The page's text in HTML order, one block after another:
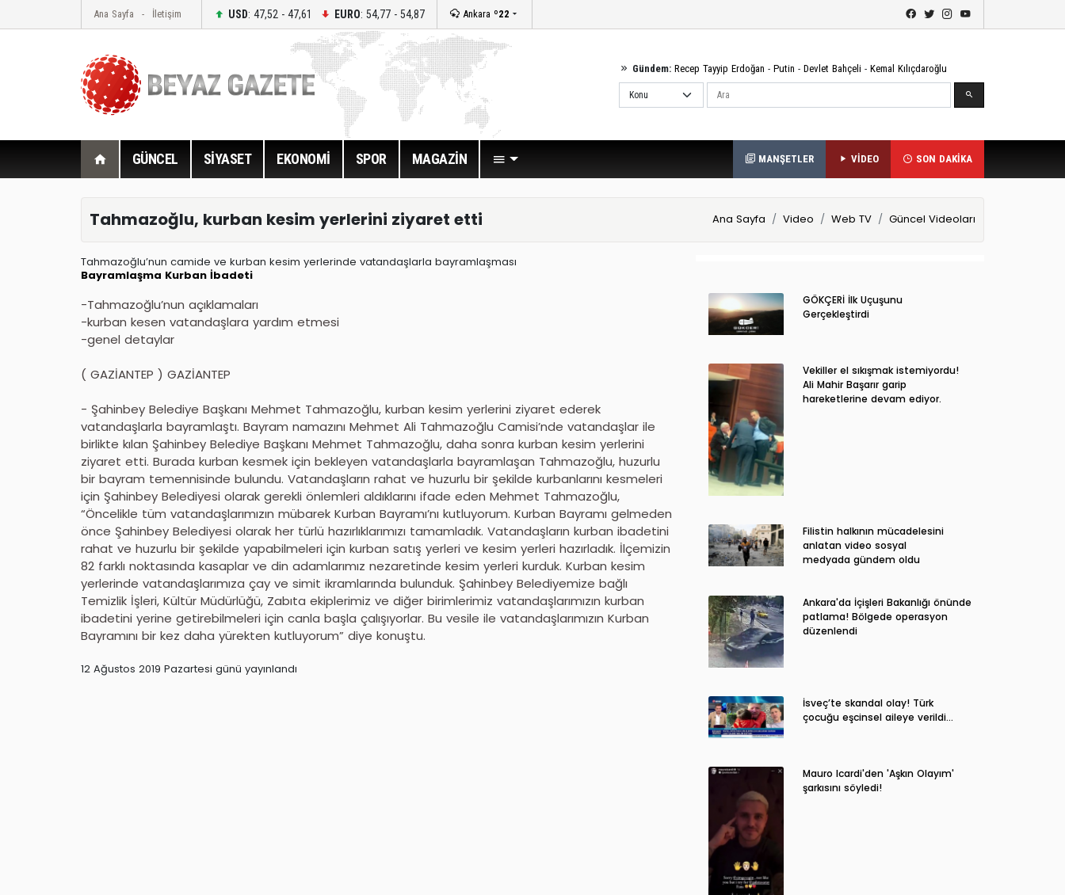
Ana Sayfa İletişim USD: 47,52 - 47,61 EURO: 54,77 - 54,87 Ankara º22
Gündem: Recep Tayyip Erdoğan - Putin - Devlet Bahçeli - Kemal Kılıçdaroğlu
Ara
GÜNCEL SİYASET EKONOMİ SPOR MAGAZİN MANŞETLER VİDEO SON DAKİKA
Tahmazoğlu, kurban kesim yerlerini ziyaret etti Ana Sayfa Video Web TV Güncel Videoları
Tahmazoğlu’nun camide ve kurban kesim yerlerinde vatandaşlarla bayramlaşması
Bayramlaşma Kurban İbadeti
-Tahmazoğlu’nun açıklamaları
-kurban kesen vatandaşlara yardım etmesi
-genel detaylar
( GAZİANTEP ) GAZİANTEP
- Şahinbey Belediye Başkanı Mehmet Tahmazoğlu, kurban kesim yerlerini ziyaret ederek
vatandaşlarla bayramlaştı. Bayram namazını Mehmet Ali Tahmazoğlu Camisi’nde vatandaşlar ile
birlikte kılan Şahinbey Belediye Başkanı Mehmet Tahmazoğlu, daha sonra kurban kesim yerlerini
ziyaret etti. Burada kurban kesmek için bekleyen vatandaşlarla bayramlaşan Tahmazoğlu, huzurlu
bir bayram temennisinde bulundu. Vatandaşların rahat ve huzurlu bir şekilde kurbanlarını kesmeleri
için Şahinbey Belediyesi olarak gerekli önlemleri aldıklarını ifade eden Mehmet Tahmazoğlu,
“Öncelikle tüm vatandaşlarımızın mübarek Kurban Bayramı’nı kutluyorum. Kurban Bayramı gelmeden
önce Şahinbey Belediyesi olarak her türlü hazırlıklarımızı tamamladık. Vatandaşların kurban ibadetini
rahat ve huzurlu bir şekilde yapabilmeleri için kurban satış yerleri ve kesim yerleri hazırladık. İlçemizin
82 farklı noktasında kasaplar ve din adamlarımız nezaretinde kesim yerleri kurduk. Kurban kesim
yerlerinde vatandaşlarımıza çay ve simit ikramlarında bulunduk. Şahinbey Belediyemize bağlı
Temizlik İşleri, Kültür Müdürlüğü, Zabıta ekiplerimiz ve diğer birimlerimiz vatandaşlarımızın kurban
ibadetini yerine getirebilmeleri için canla başla çalışıyorlar. Bu vesile ile vatandaşlarımızın Kurban
Bayramını bir kez daha yürekten kutluyorum” diye konuştu.
12 Ağustos 2019 Pazartesi günü yayınlandı
GÖKÇERİ İlk Uçuşunu
Gerçekleştirdi
Vekiller el sıkışmak istemiyordu!
Ali Mahir Başarır garip
hareketlerine devam ediyor.
Filistin halkının mücadelesini
anlatan video sosyal
medyada gündem oldu
Ankara'da İçişleri Bakanlığı önünde
patlama! Bölgede operasyon
düzenlendi
İsveç’te skandal olay! Türk
çocuğu eşcinsel aileye verildi…
Mauro Icardi'den 'Aşkın Olayım'
şarkısını söyledi!